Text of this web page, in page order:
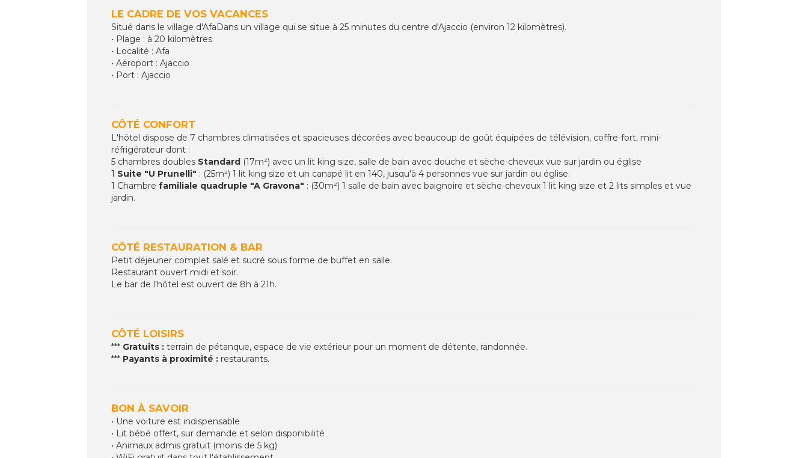
LE CADRE DE VOS VACANCES
Situé dans le village d'AfaDans un village qui se situe à 25 minutes du centre d'Ajaccio (environ 12 kilomètres).
• Plage : à 20 kilomètres
• Localité : Afa
• Aéroport : Ajaccio
• Port : Ajaccio
CÔTÉ CONFORT
L'hôtel dispose de 7 chambres climatisées et spacieuses décorées avec beaucoup de goût équipées de télévision, coffre-fort, mini-
réfrigérateur dont :
5 chambres doubles Standard (17m²) avec un lit king size, salle de bain avec douche et sèche-cheveux vue sur jardin ou église
1 Suite "U Prunelli" : (25m²) 1 lit king size et un canapé lit en 140, jusqu'à 4 personnes vue sur jardin ou église.
1 Chambre familiale quadruple "A Gravona" : (30m²) 1 salle de bain avec baignoire et sèche-cheveux 1 lit king size et 2 lits simples et vue
jardin.
CÔTÉ RESTAURATION & BAR
Petit déjeuner complet salé et sucré sous forme de buffet en salle.
Restaurant ouvert midi et soir.
Le bar de l'hôtel est ouvert de 8h à 21h.
CÔTÉ LOISIRS
*** Gratuits : terrain de pétanque, espace de vie extérieur pour un moment de détente, randonnée.
*** Payants à proximité : restaurants.
BON À SAVOIR
• Une voiture est indispensable
• Lit bébé offert, sur demande et selon disponibilité
• Animaux admis gratuit (moins de 5 kg)